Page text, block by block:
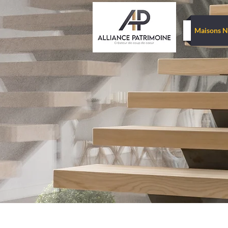
Maisons Neuves Thénac Projets en Cours
Maisons